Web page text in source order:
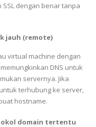
dengan benar tanpa
jauh (remote)
virtual machine dengan
DNS untuk
servernya. Jika
terhubung ke server,
hostname.
domain tertentu